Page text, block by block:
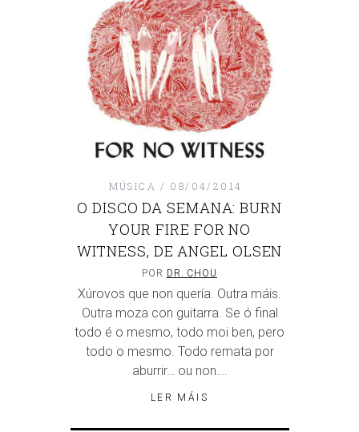
MÚSICA 08/04/2014
O DISCO DA SEMANA: BURN
YOUR FIRE FOR NO
WITNESS, DE ANGEL OLSEN
POR DR. CHOU
Xúrovos que non quería. Outra máis.
Outra moza con guitarra. Se ó final
todo é o mesmo, todo moi ben, pero
todo o mesmo. Todo remata por
aburrir… ou non….
LER MÁIS